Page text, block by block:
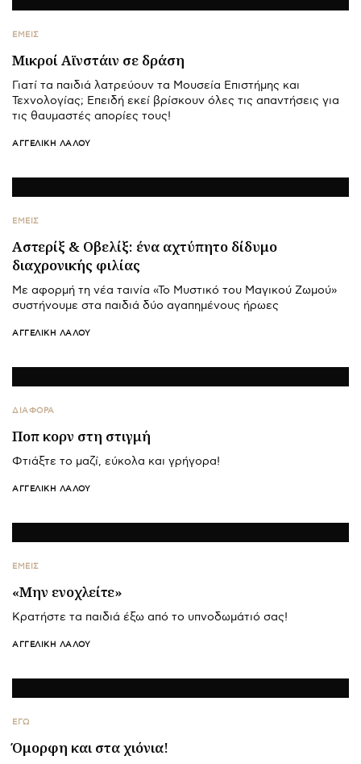
ΕΜΕΙΣ
Μικροί Αϊνστάιν σε δράση
Γιατί τα παιδιά λατρεύουν τα Μουσεία Επιστήμης και
Τεχνολογίας; Επειδή εκεί βρίσκουν όλες τις απαντήσεις για
τις θαυμαστές απορίες τους!
ΑΓΓΕΛΙΚΉ ΛΆΛΟΥ
ΕΜΕΙΣ
Αστερίξ & Οβελίξ: ένα αχτύπητο δίδυμο
διαχρονικής φιλίας
Με αφορμή τη νέα ταινία «Το Μυστικό του Μαγικού Ζωμού»
συστήνουμε στα παιδιά δύο αγαπημένους ήρωες
ΑΓΓΕΛΙΚΉ ΛΆΛΟΥ
ΔΙΑΦΟΡΑ
Ποπ κορν στη στιγμή
Φτιάξτε το μαζί, εύκολα και γρήγορα!
ΑΓΓΕΛΙΚΉ ΛΆΛΟΥ
ΕΜΕΙΣ
«Μην ενοχλείτε»
Κρατήστε τα παιδιά έξω από το υπνοδωμάτιό σας!
ΑΓΓΕΛΙΚΉ ΛΆΛΟΥ
ΕΓΩ
Όμορφη και στα χιόνια!